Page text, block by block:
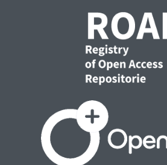
Шевченко Т. Г. Художник:
Шевченко ; пер. з рос. Б. Д.
Давидовича, М. М. Шумила,
Смілянського, О. Л.
П. Кирилюка. – К., 1985. –
Тарас Шевченко. – К., 2003.